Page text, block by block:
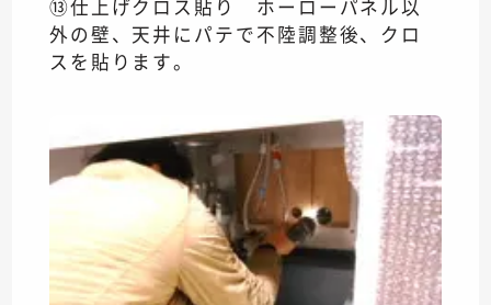
⑬仕上げクロス貼り ホーローパネル以
外の壁、天井にパテで不陸調整後、クロ
スを貼ります。